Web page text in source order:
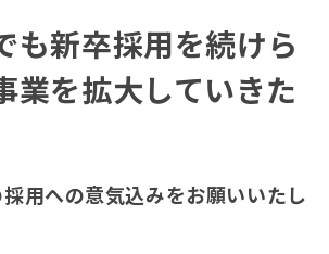
も新卒採用を続けら
業を拡大していきた
用への意気込みをお願いいたし